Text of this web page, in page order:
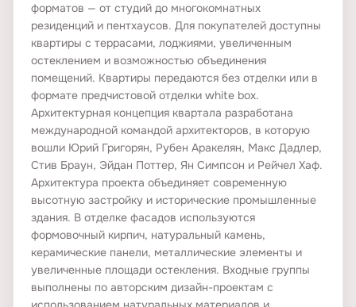
Жилая площадь260000
Площадь участка8
БЕЗОПАСНОСТЬ
Видеонаблюдение
Пропускная система
ДЕТАЛИ ПОКУПКИ
Эскроу
Онлайн-бронирование
форматов — от студий до многокомнатных
резиденций и пентхаусов. Для покупателей доступны
квартиры с террасами, лоджиями, увеличенным
остеклением и возможностью объединения
помещений. Квартиры передаются без отделки или в
формате предчистовой отделки white box.
Архитектурная концепция квартала разработана
международной командой архитекторов, в которую
вошли Юрий Григорян, Рубен Аракелян, Макс Дадлер,
Стив Браун, Эйдан Поттер, Ян Симпсон и Рейчел Хаф.
Архитектура проекта объединяет современную
высотную застройку и исторические промышленные
здания. В отделке фасадов используются
формовочный кирпич, натуральный камень,
керамические панели, металлические элементы и
увеличенные площади остекления. Входные группы
выполнены по авторским дизайн-проектам с